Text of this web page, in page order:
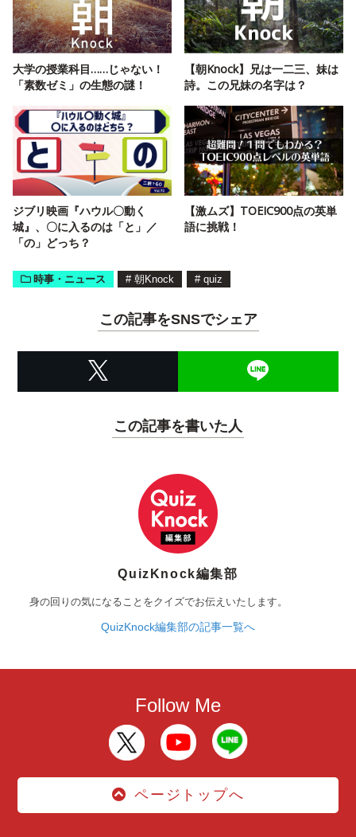
大学の授業科目……じゃない！
「素数ゼミ」の生態の謎！
【朝Knock】兄は一二三、妹は
詩。この兄妹の名字は？
ジブリ映画『ハウル〇動く
城』、〇に入るのは「と」／
「の」どっち？
【激ムズ】TOEIC900点の英単
語に挑戦！
時事・ニュース # 朝Knock # quiz
この記事をSNSでシェア
この記事を書いた人
QuizKnock編集部
身の回りの気になることをクイズでお伝えいたします。
QuizKnock編集部の記事一覧へ
Follow Me
ページトップへ